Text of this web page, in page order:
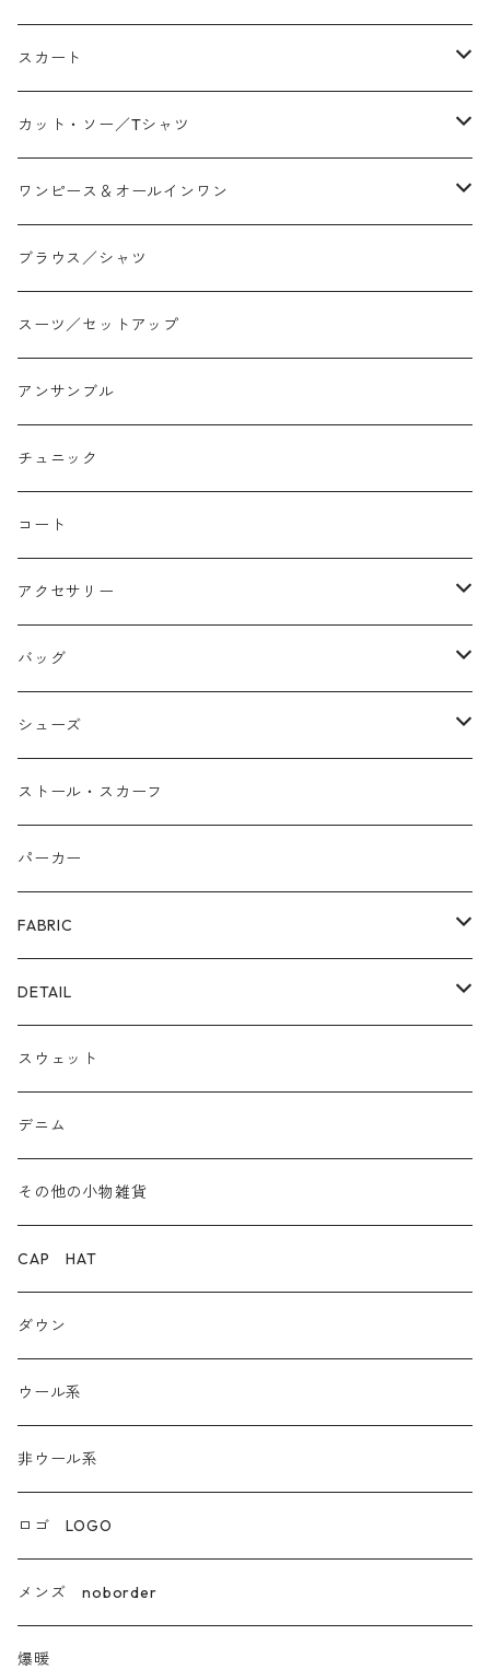
テーパード
ワイド
スリム/スキニー
ジョガー
イージーパンツ/履き込み
コクーン/バレル/カーブ
ストレート
スカート
ストレート/タイト
フレア
アシンメトリー/切り替え
プリント柄
チェック
リバーシブル
バルーン
カット・ソー／Tシャツ
Tシャツ
ロンtee
ノースリーブ
ワンピース＆オールインワン
ワンピース
ジャンスカ
サロペット オールインワン
ブラウス／シャツ
スーツ／セットアップ
アンサンブル
チュニック
コート
アクセサリー
ネックレス
バングル
ピアス/イヤリング
リング
バッグ
本革
布帛
カゴ
ファー
ECOレザー/ファー/ムートン
シューズ
サンダル/ミュール
スニーカー/カジュアルシューズ
パンプス/綺麗めシューズ
ブーツ
ストール・スカーフ
パーカー
FABRIC
裏毛スウェット
爆暖フリース裏起毛
ボア
デニム
ダウン
ダンガリー
ウール系
非ウール系
エコレザー合成皮革
カシミア
ラクーン フェレット フォックス
DETAIL
ロゴ
前後２WAY
スウェット
デニム
その他の小物雑貨
CAP HAT
ダウン
ウール系
非ウール系
ロゴ LOGO
メンズ noborder
爆暖